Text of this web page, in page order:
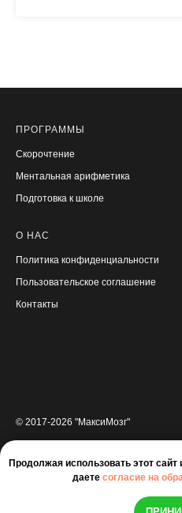
ПРОГРАММЫ
Скорочтение
Ментальная арифметика
Подготовка к школе
О НАС
Политика конфиденциальности
Пользовательское соглашение
Контакты
© 2017-2026 "МаксиМозг"
Продолжая использовать этот
даете согласие на